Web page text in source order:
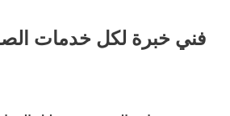
فني خبرة لكل خدمات